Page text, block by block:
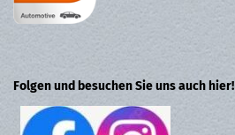
Folgen und besuchen Sie uns auch hier!